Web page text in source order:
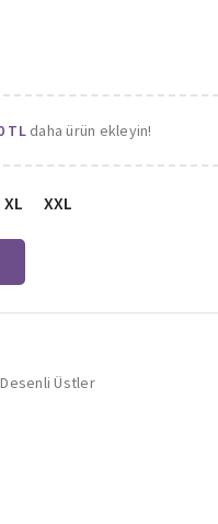
TLdaha ürün ekleyin!
XL XXL
Üstler